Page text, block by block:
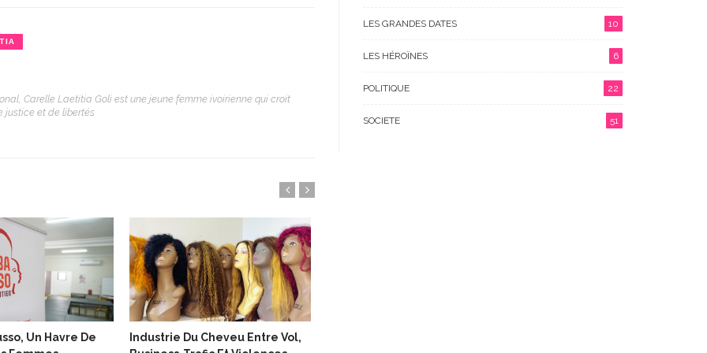
Carelle Laetitia Goli est une jeune femme ivoirienne qui croit
justice et de libertés
Un Havre De
Industrie Du Cheveu Entre Vol,
LES GRANDES DATES 10
LES HÉROÏNES 6
POLITIQUE 22
SOCIETE 51